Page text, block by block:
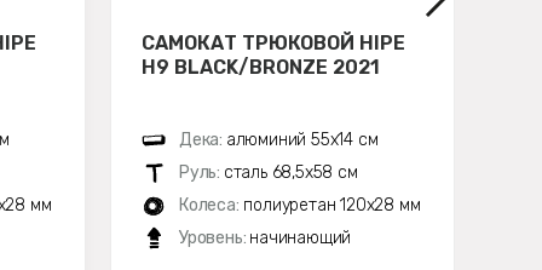
мм
САМОКАТ ТРЮКОВОЙ HIPE
H9 BLACK/BRONZE 2021
Дека: алюминий 55х14 см
Руль: сталь 68,5х58 см
Колеса: полиуретан 120x28 мм
Уровень: начинающий